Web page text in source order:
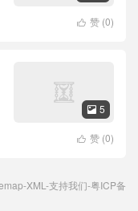
 赞 (0)
 5
 赞 (0)
-XML -支持我们-粤ICP备